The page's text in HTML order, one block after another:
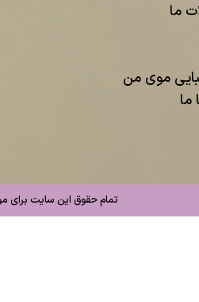
ما
موی من
ما
تمام حقوق این سایت